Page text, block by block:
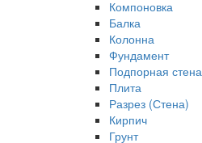
Компоновка
Балка
Колонна
Фундамент
Подпорная стена
Плита
Разрез (Стена)
Кирпич
Грунт